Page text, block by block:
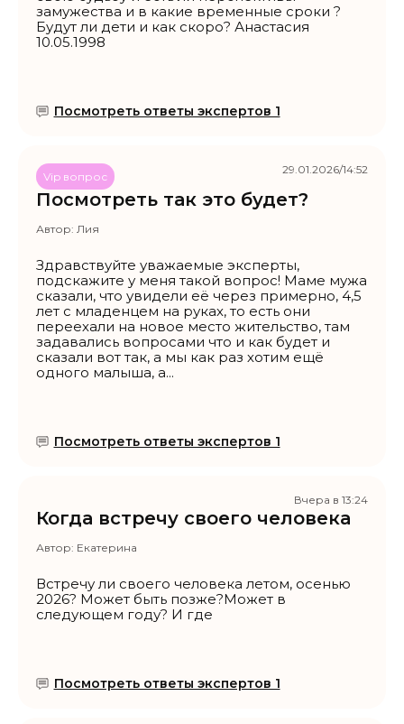
замужества и в какие временные сроки ?
Будут ли дети и как скоро? Анастасия
10.05.1998
Посмотреть ответы экспертов 1
Посмотреть так это будет?
Vip вопрос
Автор: Лия
Здравствуйте уважаемые эксперты,
подскажите у меня такой вопрос! Маме мужа
сказали, что увидели её через примерно, 4,5
лет с младенцем на руках, то есть они
переехали на новое место жительство, там
задавались вопросами что и как будет и
сказали вот так, а мы как раз хотим ещё
одного малыша, а...
Посмотреть ответы экспертов 1
29.01.2026/14:52
Когда встречу своего человека
Автор: Екатерина
Встречу ли своего человека летом, осенью
2026? Может быть позже?Может в
следующем году? И где
Посмотреть ответы экспертов 1
Вчера в 13:24